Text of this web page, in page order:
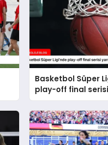
Basketbol Süper
play-off final serisi
başlayacak